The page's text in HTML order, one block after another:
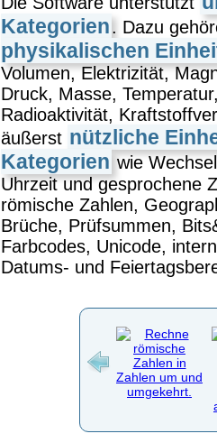
Kategorien. Dazu
physikalischen
Volumen, Elektrizität,
Druck, Masse,
Radioaktivität,
äußerst nützliche
Kategorien wie
Uhrzeit und gesprochene
römische Zahlen,
Brüche, Prüfsummen,
Farbcodes, Unicode,
Datums- und